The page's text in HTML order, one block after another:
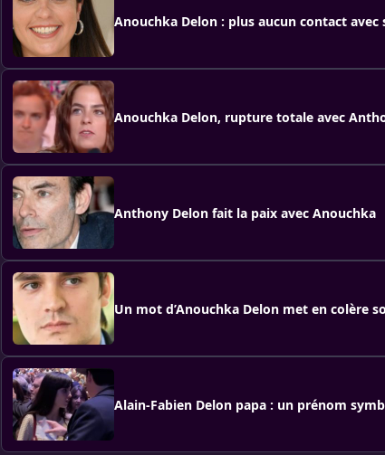
Anouchka Delon : plus aucun contact avec
Anouchka Delon, rupture totale avec
Anthony Delon fait la paix avec Anouchka
Un mot d’Anouchka Delon met en colère
Alain-Fabien Delon papa : un prénom